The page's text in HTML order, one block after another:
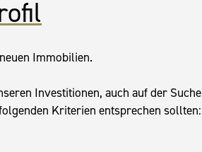
Immobilien.
Investitionen, auch auf der Suche
Kriterien entsprechen sollten: